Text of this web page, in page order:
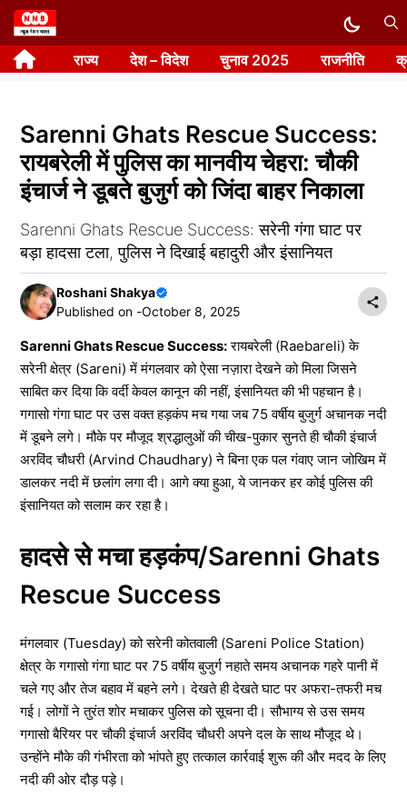
Skip
to
content राज्य देश – विदेश चुनाव 2025 राजनीति
Sarenni Ghats Rescue Success:
रायबरेली में पुलिस का मानवीय चेहरा: चौकी
इंचार्ज ने डूबते बुजुर्ग को जिंदा बाहर निकाला
Sarenni Ghats Rescue Success: सरेनी गंगा घाट पर
बड़ा हादसा टला, पुलिस ने दिखाई बहादुरी और इंसानियत
Roshani Shakya
Published on -October 8, 2025
Sarenni Ghats Rescue Success:रायबरेली (Raebareli) के
सरेनी क्षेत्र (Sareni) में मंगलवार को ऐसा नज़ारा देखने को मिला जिसने
साबित कर दिया कि वर्दी केवल कानून की नहीं, इंसानियत की भी पहचान है।
गगासो गंगा घाट पर उस वक्त हड़कंप मच गया जब 75 वर्षीय बुजुर्ग अचानक नदी
में डूबने लगे। मौके पर मौजूद श्रद्धालुओं की चीख-पुकार सुनते ही चौकी इंचार्ज
अरविंद चौधरी (Arvind Chaudhary) ने बिना एक पल गंवाए जान जोखिम में
डालकर नदी में छलांग लगा दी। आगे क्या हुआ, ये जानकर हर कोई पुलिस की
इंसानियत को सलाम कर रहा है।
हादसे से मचा हड़कंप/Sarenni Ghats
Rescue Success
मंगलवार (Tuesday) को सरेनी कोतवाली (Sareni Police Station)
क्षेत्र के गगासो गंगा घाट पर 75 वर्षीय बुजुर्ग नहाते समय अचानक गहरे पानी में
चले गए और तेज बहाव में बहने लगे। देखते ही देखते घाट पर अफरा-तफरी मच
गई। लोगों ने तुरंत शोर मचाकर पुलिस को सूचना दी। सौभाग्य से उस समय
गगासो बैरियर पर चौकी इंचार्ज अरविंद चौधरी अपने दल के साथ मौजूद थे।
उन्होंने मौके की गंभीरता को भांपते हुए तत्काल कार्रवाई शुरू की और मदद के लिए
नदी की ओर दौड़ पड़े।